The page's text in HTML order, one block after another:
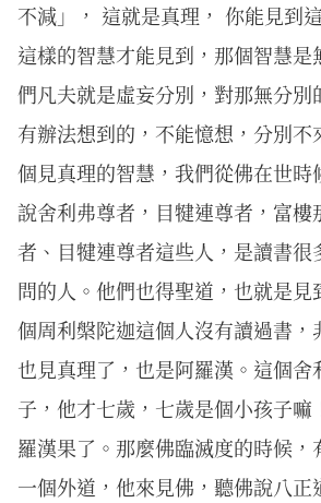
不減」， 這就是真理， 你能見到
這樣的智慧才能見到，那個智慧是
們凡夫就是虛妄分別，對那無分別
有辦法想到的，不能憶想，分別不
個見真理的智慧，我們從佛在世時
說舍利弗尊者，目犍連尊者，富樓
者、目犍連尊者這些人，是讀書很
問的人。他們也得聖道，也就是見
個周利槃陀迦這個人沒有讀過書，
也見真理了，也是阿羅漢。這個舍
子，他才七歲，七歲是個小孩子嘛
羅漢果了。那麼佛臨滅度的時候，
一個外道，他來見佛，聽佛說八